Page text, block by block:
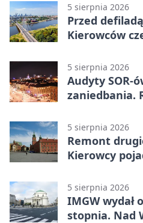
5 sierpnia 2026
Przed
Kierowców
5 sierpnia 2026
Audyty SOR-
zaniedbania.
5 sierpnia 2026
Remont
Kierowcy
5 sierpnia 2026
IMGW wydał
stopnia. Nad